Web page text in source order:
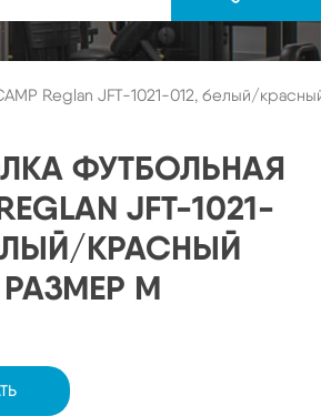
Reglan JFT-1021-012, белый/
ФУТБОЛЬНАЯ
JFT-1021-
КРАСНЫЙ
РАЗМЕР M